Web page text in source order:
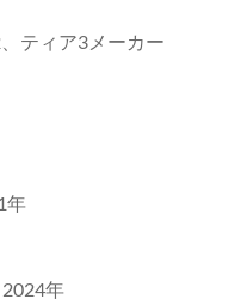
ティア3メーカー
年
年